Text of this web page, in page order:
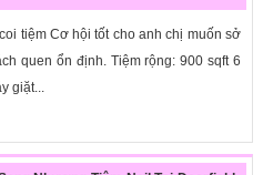
tiệm Cơ hội tốt cho anh chị muốn sở
quen ổn định. Tiệm rộng: 900 sqft 6
giặt...